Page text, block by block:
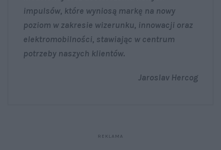
impulsów, które wyniosą markę na nowy
poziom w zakresie wizerunku, innowacji oraz
elektromobilności, stawiając w centrum
potrzeby naszych klientów.
Jaroslav Hercog